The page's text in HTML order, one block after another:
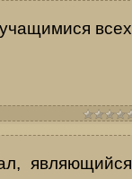
всех
яв­ляющийся